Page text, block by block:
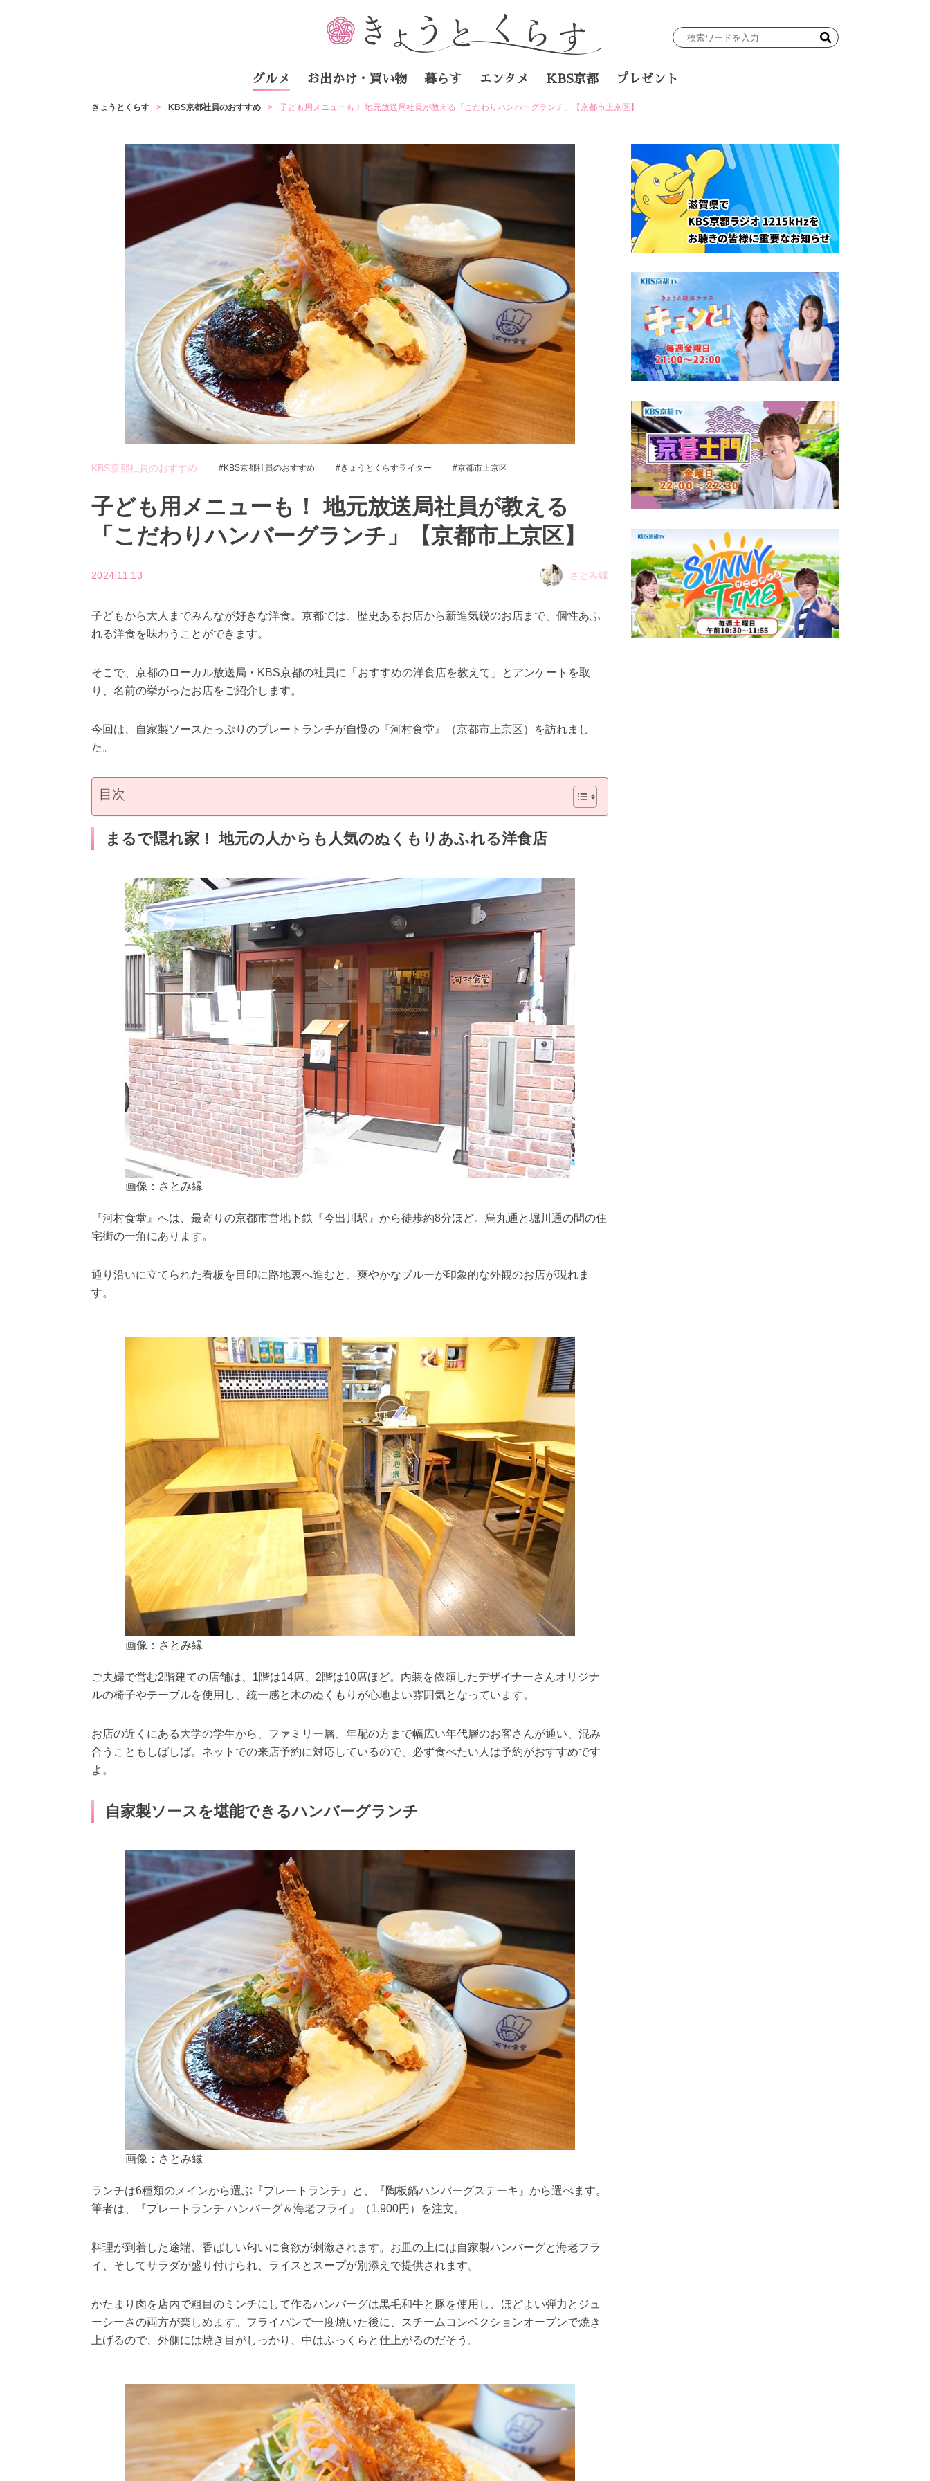
検
力
グルメ お出かけ・買い物 暮らす エンタメ KBS京都 プレゼント
きょうとくらす KBS京都社員のおすすめ 子ども用メニューも！ 地元放送局社員が教える「こだわりハンバーグランチ」【京都市上京区】
KBS京都社員のおすすめ KBS京都社員のおすすめ きょうとくらすライター 京都市上京区
子ども用メニューも！ 地元放送局社員が教える
「こだわりハンバーグランチ」【京都市上京区】
2024.11.13 さとみ縁
子どもから大人までみんなが好きな洋食。京都では、歴史あるお店から新進気鋭のお店まで、個性あふ
れる洋食を味わうことができます。
そこで、京都のローカル放送局・KBS京都の社員に「おすすめの洋食店を教えて」とアンケートを取
り、名前の挙がったお店をご紹介します。
今回は、自家製ソースたっぷりのプレートランチが自慢の『河村食堂』（京都市上京区）を訪れまし
た。
目次
まるで隠れ家！ 地元の人からも人気のぬくもりあふれる洋食店
画像：さとみ縁
『河村食堂』へは、最寄りの京都市営地下鉄『今出川駅』から徒歩約8分ほど。烏丸通と堀川通の間の住
宅街の一角にあります。
通り沿いに立てられた看板を目印に路地裏へ進むと、爽やかなブルーが印象的な外観のお店が現れま
す。
画像：さとみ縁
ご夫婦で営む2階建ての店舗は、1階は14席、2階は10席ほど。内装を依頼したデザイナーさんオリジナ
ルの椅子やテーブルを使用し、統一感と木のぬくもりが心地よい雰囲気となっています。
お店の近くにある大学の学生から、ファミリー層、年配の方まで幅広い年代層のお客さんが通い、混み
合うこともしばしば。ネットでの来店予約に対応しているので、必ず食べたい人は予約がおすすめです
よ。
自家製ソースを堪能できるハンバーグランチ
画像：さとみ縁
ランチは6種類のメインから選ぶ『プレートランチ』と、『陶板鍋ハンバーグステーキ』から選べます。
筆者は、『プレートランチ ハンバーグ＆海老フライ』（1,900円）を注文。
料理が到着した途端、香ばしい匂いに食欲が刺激されます。お皿の上には自家製ハンバーグと海老フラ
イ、そしてサラダが盛り付けられ、ライスとスープが別添えで提供されます。
かたまり肉を店内で粗目のミンチにして作るハンバーグは黒毛和牛と豚を使用し、ほどよい弾力とジュ
ーシーさの両方が楽しめます。フライパンで一度焼いた後に、スチームコンベクションオーブンで焼き
上げるので、外側には焼き目がしっかり、中はふっくらと仕上がるのだそう。